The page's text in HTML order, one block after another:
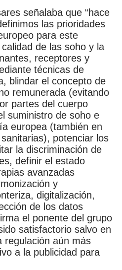
señalaba que “hace
las prioridades
para este
de las soho y la
receptores y
técnicas de
blindar el concepto de
remunerada (evitando
partes del cuerpo
suministro de soho e
europea (también en
potenciar los
la discriminación de
definir el estado
avanzadas
y
digitalización,
de los datos
el ponente del grupo
satisfactorio salvo en
regulación aún más
a la publicidad para